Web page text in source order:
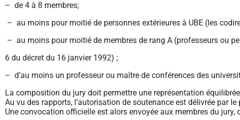
– de 4 à 8 membres;
– au moins pour moitié de personnes extérieures à UBE (les
– au moins pour moitié de membres de rang A (professeurs ou
6 du décret du 16 janvier 1992) ;
– d’au moins un professeur ou maître de conférences des
La composition du jury doit permettre une représentation
Au vu des rapports, l’autorisation de soutenance est délivrée par le
Une convocation officielle est alors envoyée aux membres du